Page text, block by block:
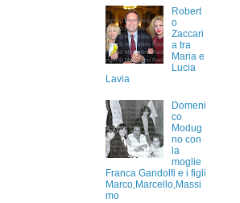
Robert
o
Zaccari
a tra
Maria e
Lucia
Lavia
Domeni
co
Modug
no con
la
moglie
Franca Gandolfi e i figli
Marco,Marcello,Massi
mo